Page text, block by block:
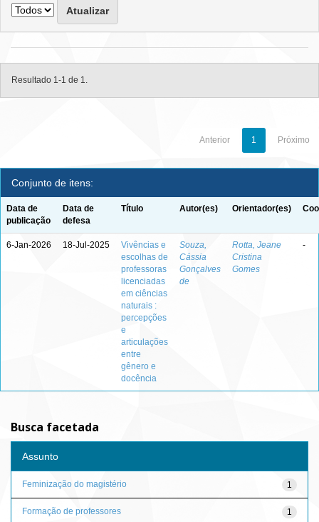
Resultado 1-1 de 1.
Anterior 1 Próximo
Conjunto de itens:
Data de
publicação
Data de
defesa
Título Autor(es) Orientador(es)
6-Jan-2026 18-Jul-2025
Vivências e
escolhas de
professoras
licenciadas
em ciências
naturais :
percepções
e
articulações
entre
gênero e
docência
Souza,
Cássia
Gonçalves
de
Rotta, Jeane
Cristina
Gomes
-
Busca facetada
Assunto
1
Feminização do magistério
1
Formação de professores